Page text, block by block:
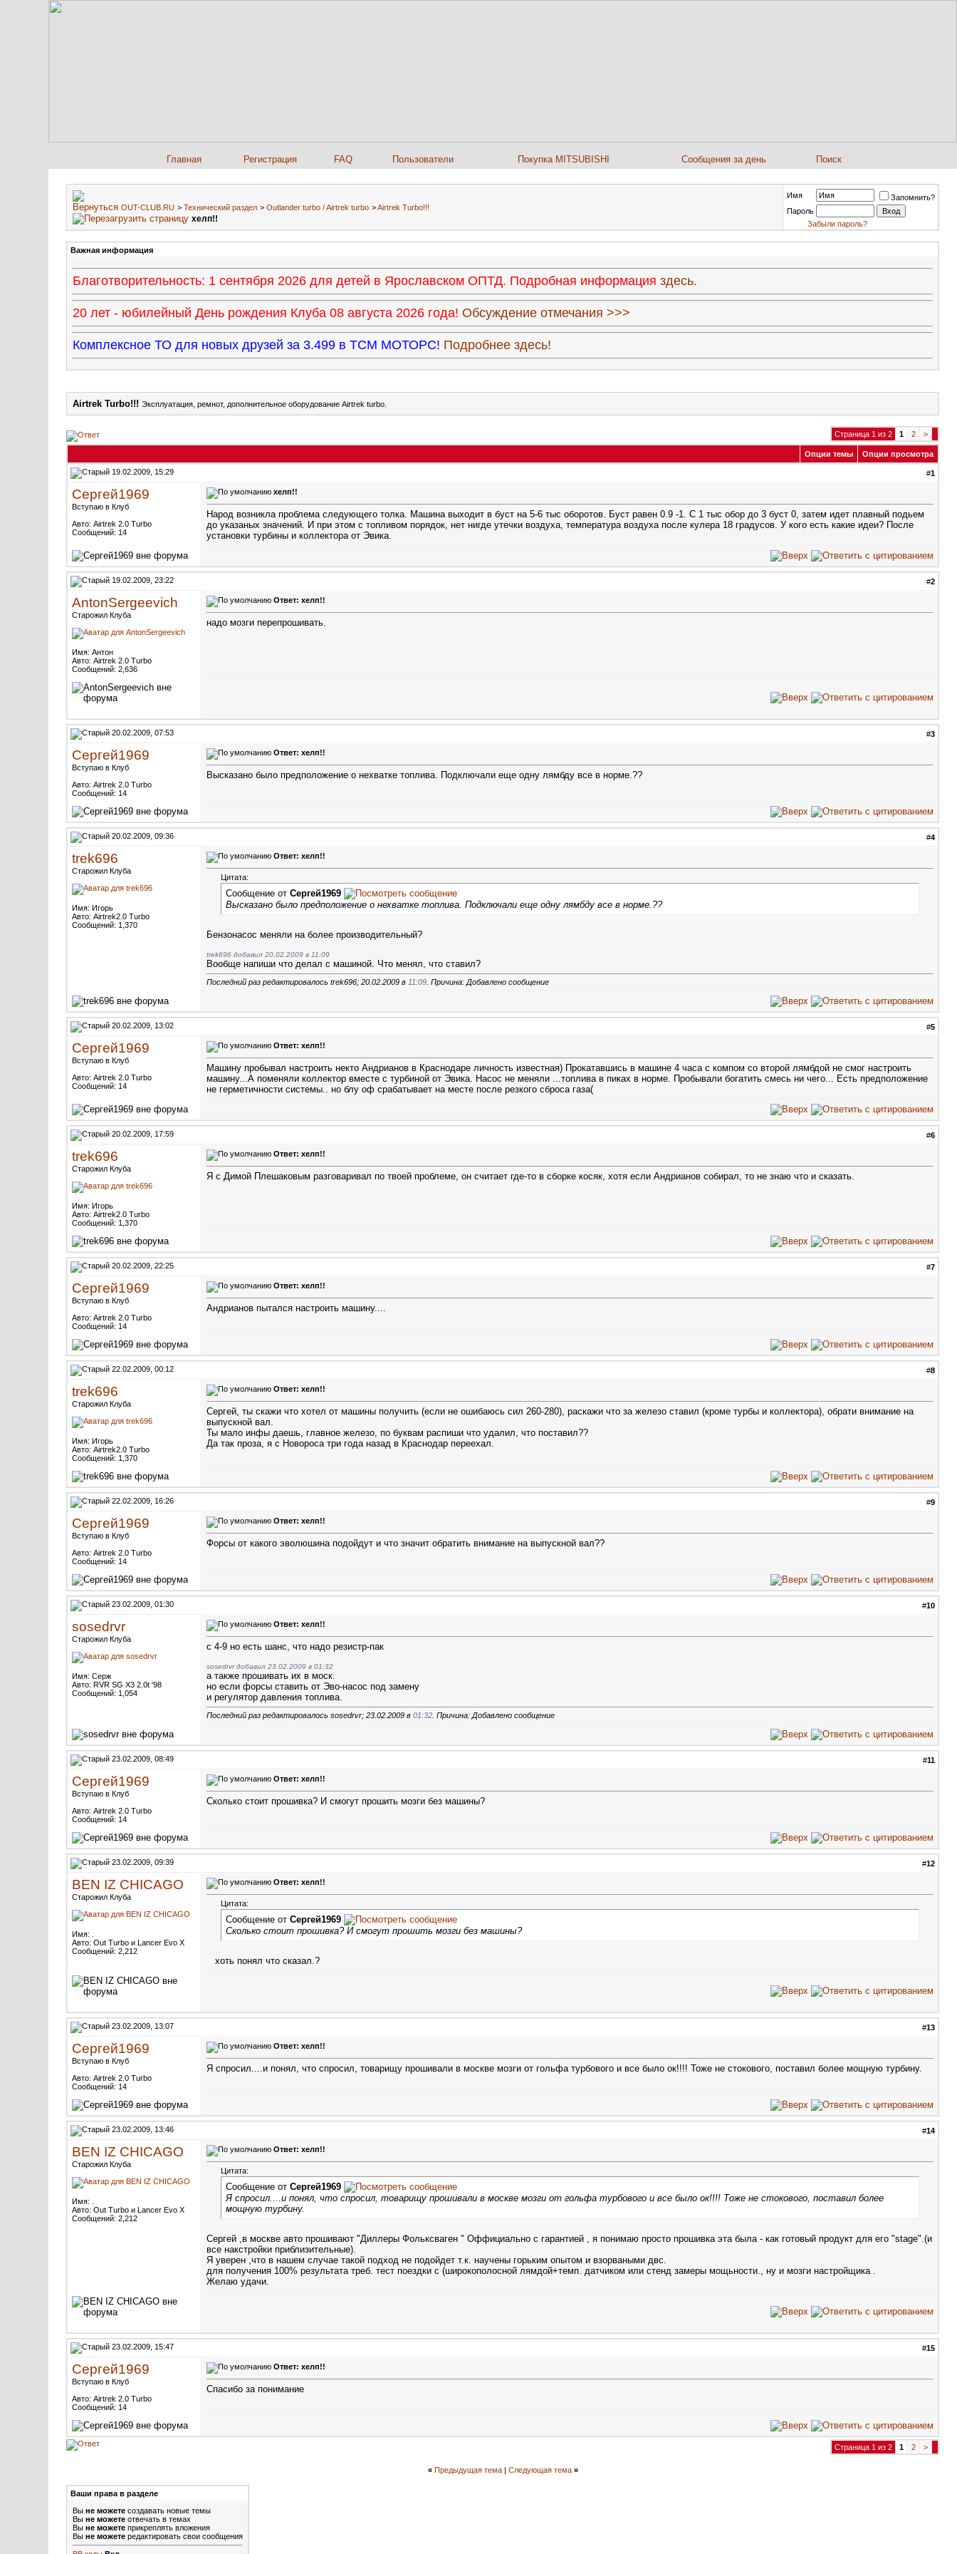
Главная Регистрация FAQ Пользователи Покупка MITSUBISHI Сообщения за день Поиск
OUT-CLUB.RU > Технический раздел > Outlander turbo / Airtrek turbo >Airtrek Turbo!!!
хелп!!
Имя
Запомнить?
Пароль
Забыли пароль?
Важная информация
Благотворительность: 1 сентября 2026 для детей в Ярославском ОПТД. Подробная информация здесь.
20 лет - юбилейный День рождения Клуба 08 августа 2026 года! Обсуждение отмечания >>>
Комплексное ТО для новых друзей за 3.499 в ТСМ МОТОРС! Подробнее здесь!
Airtrek Turbo!!! Эксплуатация, ремнот, дополнительное оборудование Airtrek turbo.
Страница 1 из 2 1 2 >
Опции темы Опции просмотра
19.02.2009, 15:29 #1
Сергей1969
Вступаю в Клуб
Авто: Airtrek 2.0 Turbo
Сообщений: 14
хелп!!
Народ возникла проблема следующего толка. Машина выходит в буст на 5-6 тыс оборотов. Буст равен 0.9 -1. С 1 тыс обор до 3 буст 0, затем идет плавный подьем
до указаных значений. И при этом с топливом порядок, нет нигде утечки воздуха, температура воздуха после кулера 18 градусов. У кого есть какие идеи? После
установки турбины и коллектора от Эвика.
19.02.2009, 23:22 #2
AntonSergeevich
Старожил Клуба
Имя: Антон
Авто: Airtrek 2.0 Turbo
Сообщений: 2,636
Ответ: хелп!!
надо мозги перепрошивать.
20.02.2009, 07:53 #3
Сергей1969
Вступаю в Клуб
Авто: Airtrek 2.0 Turbo
Сообщений: 14
Ответ: хелп!!
Высказано было предположение о нехватке топлива. Подключали еще одну лямбду все в норме.??
20.02.2009, 09:36 #4
trek696
Старожил Клуба
Имя: Игорь
Авто: Airtrek2.0 Turbo
Сообщений: 1,370
Ответ: хелп!!
Цитата:
Сообщение от Сергей1969
Высказано было предположение о нехватке топлива. Подключали еще одну лямбду все в норме.??
Бензонасос меняли на более производительный?
trek696 добавил 20.02.2009 в 11:09
Вообще напиши что делал с машиной. Что менял, что ставил?
Последний раз редактировалось trek696; 20.02.2009 в 11:09 . Причина: Добавлено сообщение
20.02.2009, 13:02 #5
Сергей1969
Вступаю в Клуб
Авто: Airtrek 2.0 Turbo
Сообщений: 14
Ответ: хелп!!
Машину пробывал настроить некто Андрианов в Краснодаре личность известная) Прокатавшись в машине 4 часа с компом со второй лямбдой не смог настроить
машину...А поменяли коллектор вместе с турбиной от Эвика. Насос не меняли ...топлива в пиках в норме. Пробывали богатить смесь ни чего... Есть предположение
не герметичности системы.. но блу оф срабатывает на месте после резкого сброса газа(
20.02.2009, 17:59 #6
trek696
Старожил Клуба
Имя: Игорь
Авто: Airtrek2.0 Turbo
Сообщений: 1,370
Ответ: хелп!!
Я с Димой Плешаковым разговаривал по твоей проблеме, он считает где-то в сборке косяк, хотя если Андрианов собирал, то не знаю что и сказать.
20.02.2009, 22:25 #7
Сергей1969
Вступаю в Клуб
Авто: Airtrek 2.0 Turbo
Сообщений: 14
Ответ: хелп!!
Андрианов пытался настроить машину....
22.02.2009, 00:12 #8
trek696
Старожил Клуба
Имя: Игорь
Авто: Airtrek2.0 Turbo
Сообщений: 1,370
Ответ: хелп!!
Сергей, ты скажи что хотел от машины получить (если не ошибаюсь сил 260-280), раскажи что за железо ставил (кроме турбы и коллектора), обрати внимание на
выпускной вал.
Ты мало инфы даешь, главное железо, по буквам распиши что удалил, что поставил??
Да так проза, я с Новороса три года назад в Краснодар переехал.
22.02.2009, 16:26 #9
Сергей1969
Вступаю в Клуб
Авто: Airtrek 2.0 Turbo
Сообщений: 14
Ответ: хелп!!
Форсы от какого эволюшина подойдут и что значит обратить внимание на выпускной вал??
23.02.2009, 01:30 #10
sosedrvr
Старожил Клуба
Имя: Серж
Авто: RVR SG X3 2.0t '98
Сообщений: 1,054
Ответ: хелп!!
с 4-9 но есть шанс, что надо резистр-пак
sosedrvr добавил 23.02.2009 в 01:32
а также прошивать их в моск.
но если форсы ставить от Эво-насос под замену
и регулятор давления топлива.
Последний раз редактировалось sosedrvr; 23.02.2009 в 01:32 . Причина: Добавлено сообщение
23.02.2009, 08:49 #11
Сергей1969
Вступаю в Клуб
Авто: Airtrek 2.0 Turbo
Сообщений: 14
Ответ: хелп!!
Сколько стоит прошивка? И смогут прошить мозги без машины?
23.02.2009, 09:39 #12
BEN IZ CHICAGO
Старожил Клуба
Имя: .
Авто: Out Turbo и Lancer Evo X
Сообщений: 2,212
Ответ: хелп!!
Цитата:
Сообщение от Сергей1969
Сколько стоит прошивка? И смогут прошить мозги без машины?
хоть понял что сказал.?
23.02.2009, 13:07 #13
Сергей1969
Вступаю в Клуб
Авто: Airtrek 2.0 Turbo
Сообщений: 14
Ответ: хелп!!
Я спросил....и понял, что спросил, товарищу прошивали в москве мозги от гольфа турбового и все было ок!!!! Тоже не стокового, поставил более мощную турбину.
23.02.2009, 13:46 #14
BEN IZ CHICAGO
Старожил Клуба
Имя: .
Авто: Out Turbo и Lancer Evo X
Сообщений: 2,212
Ответ: хелп!!
Цитата:
Сообщение от Сергей1969
Я спросил....и понял, что спросил, товарищу прошивали в москве мозги от гольфа турбового и все было ок!!!! Тоже не стокового, поставил более
мощную турбину.
Сергей ,в москве авто прошивают "Диллеры Фольксваген " Оффициально с гарантией , я понимаю просто прошивка эта была - как готовый продукт для его "stage".(и
все накстройки приблизительные).
Я уверен ,что в нашем случае такой подход не подойдет т.к. научены горьким опытом и взорваными двс.
для получения 100% результата треб. тест поездки с (широкополосной лямдой+темп. датчиком или стенд замеры мощьности., ну и мозги настройщика .
Желаю удачи.
23.02.2009, 15:47 #15
Сергей1969
Вступаю в Клуб
Авто: Airtrek 2.0 Turbo
Сообщений: 14
Ответ: хелп!!
Спасибо за понимание
Страница 1 из 2 1 2 >
« Предыдущая тема| Следующая тема »
Ваши права в разделе
Вы не можете создавать новые темы
Вы не можете отвечать в темах
Вы не можете прикреплять вложения
Вы не можете редактировать свои сообщения